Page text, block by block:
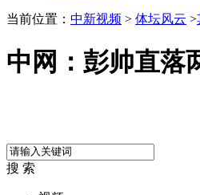
当前位置： 中新视频 > 体坛风云 >
中网：彭帅直落
搜 索